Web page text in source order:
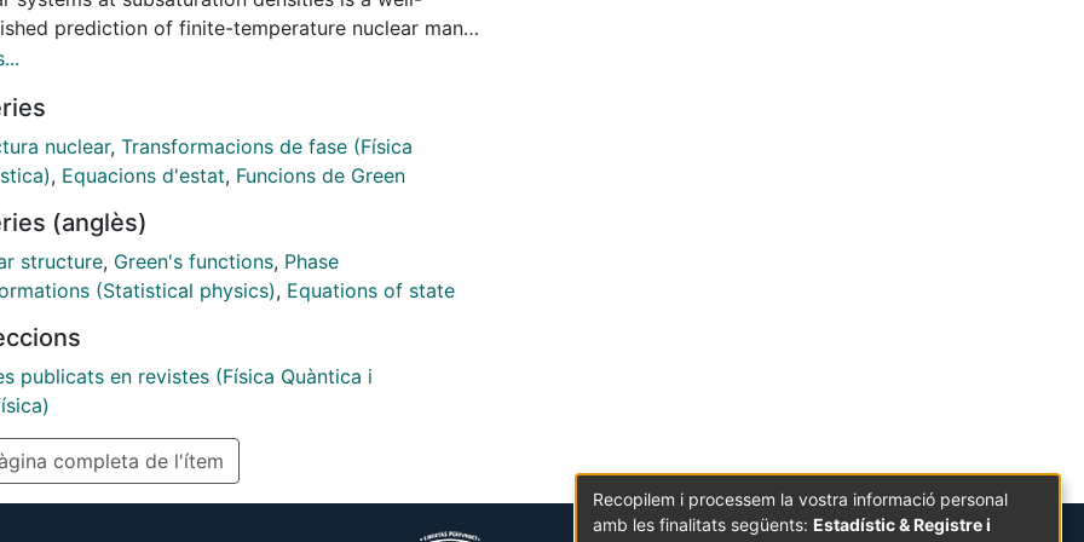
prediction of finite-temperature nuclear many-
In this paper, we discuss for the first time the
matter within the self-consistent Green's function
We find a substantial decrease of the critical
with respect to the Brueckner-Hartree-Fock
two different realistic nucleon-nucleon interactions
to large differences in the properties of the
point.
nuclear, Transformacions de fase (Física
, Equacions d'estat, Funcions de Green
(anglès)
structure, Green's functions, Phase
(Statistical physics), Equations of state
publicats en revistes (Física Quàntica i
completa de l'ítem
Recopilem i processem la vostra informació personal
amb les finalitats següents: Estadístic & Registre i